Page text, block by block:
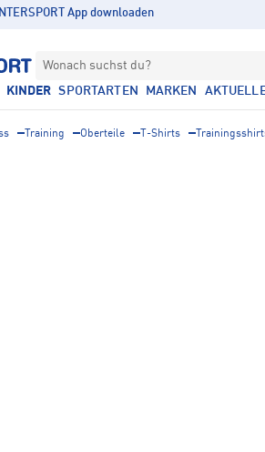
INTERSPORT App downloaden
Wonach suchst du?
KINDER SPORTARTEN MARKEN
Training Oberteile T-Shirts